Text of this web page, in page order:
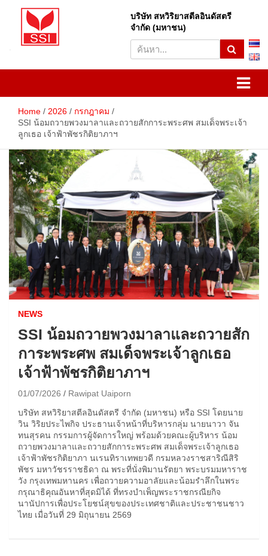
Sahaviriya Steel Industries
PLC
บริษัท สหวิริยาสตีลอินดัสตรี
จำกัด (มหาชน)
S
e
c
Home 2026
กรกฎาคม
SSI น้อมถวายพวงมาลาและถวายสักการะพระศพ สมเด็จพระเจ้า
ลูกเธอ เจ้าฟ้าพัชรกิติยาภาฯ
NEWS
SSI น้อมถวายพวงมาลาและถวายสัก
การะพระศพ สมเด็จพระเจ้าลูกเธอ
เจ้าฟ้าพัชรกิติยาภาฯ
01/07/2026
Rawipat Uaiporn
บริษัท สหวิริยาสตีลอินดัสตรี จำกัด (มหาชน) หรือ SSI โดยนาย
วิน วิริยประไพกิจ ประธานเจ้าหน้าที่บริหารกลุ่ม นายนาวา จัน
ทนสุรคน กรรมการผู้จัดการใหญ่ พร้อมด้วยคณะผู้บริหาร น้อม
ถวายพวงมาลาและถวายสักการะพระศพ สมเด็จพระเจ้าลูกเธอ
เจ้าฟ้าพัชรกิติยาภา นเรนทิราเทพยวดี กรมหลวงราชสาริณีสิริ
พัชร มหาวัชรราชธิดา ณ พระที่นั่งพิมานรัตยา พระบรมมหาราช
วัง กรุงเทพมหานคร เพื่อถวายความอาลัยและน้อมรำลึกในพระ
กรุณาธิคุณอันหาที่สุดมิได้ ที่ทรงบำเพ็ญพระราชกรณียกิจ
นานัปการเพื่อประโยชน์สุขของประเทศชาติและประชาชนชาว
ไทย เมื่อวันที่ 29 มิถุนายน 2569